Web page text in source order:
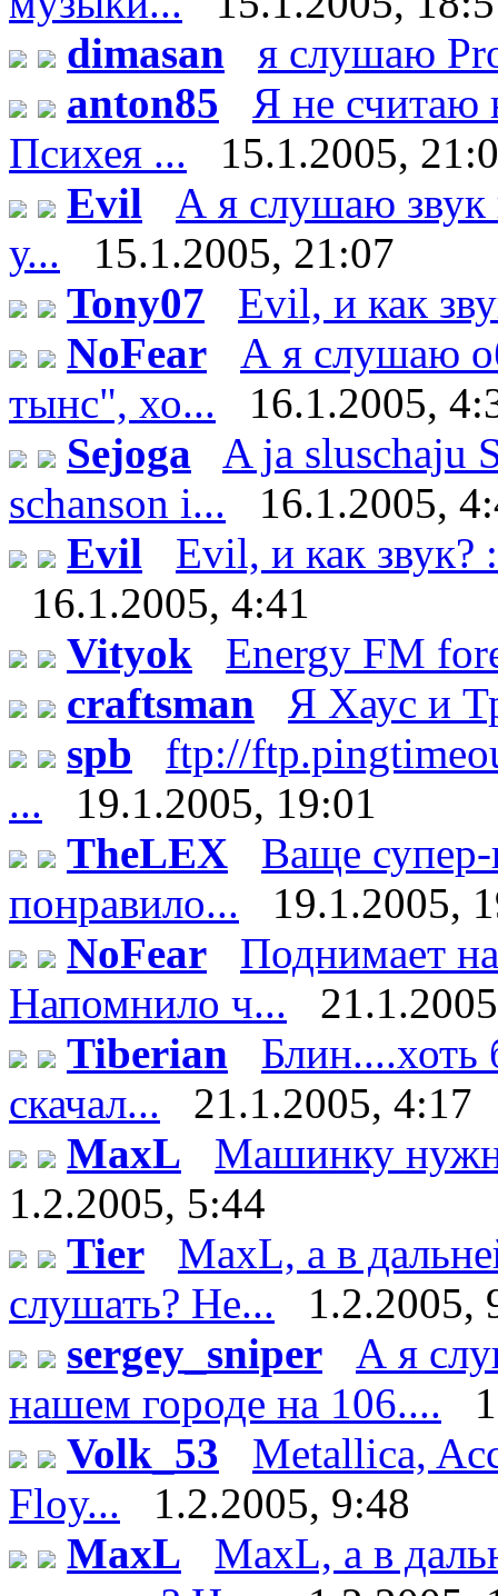
dimasan
я слушаю
anton85
Я не считаю
Психея ...
15.1.2005,
Evil
А я слушаю
у...
15.1.2005, 21:07
Tony07
Evil, и как
NoFear
А я слушаю
тынс", хо...
16.1.2005,
Sejoga
A ja sluschaju
schanson i...
16.1.2005,
Evil
Evil, и как
16.1.2005, 4:41
Vityok
Energy FM
craftsman
Я Хаус и
spb
ftp://
...
19.1.2005, 19:01
TheLEX
Ваще
понравило...
19.1.2005,
NoFear
Поднимает
Напомнило ч...
Tiberian
Блин....хоть
скачал...
21.1.2005, 4:17
MaxL
Машинку
1.2.2005, 5:44
Tier
MaxL, а в
слушать? Не...
1.2.2005,
sergey_sniper
А я
нашем городе на 106....
Volk_53
Metallica,
Floy...
1.2.2005, 9:48
MaxL
MaxL, а в